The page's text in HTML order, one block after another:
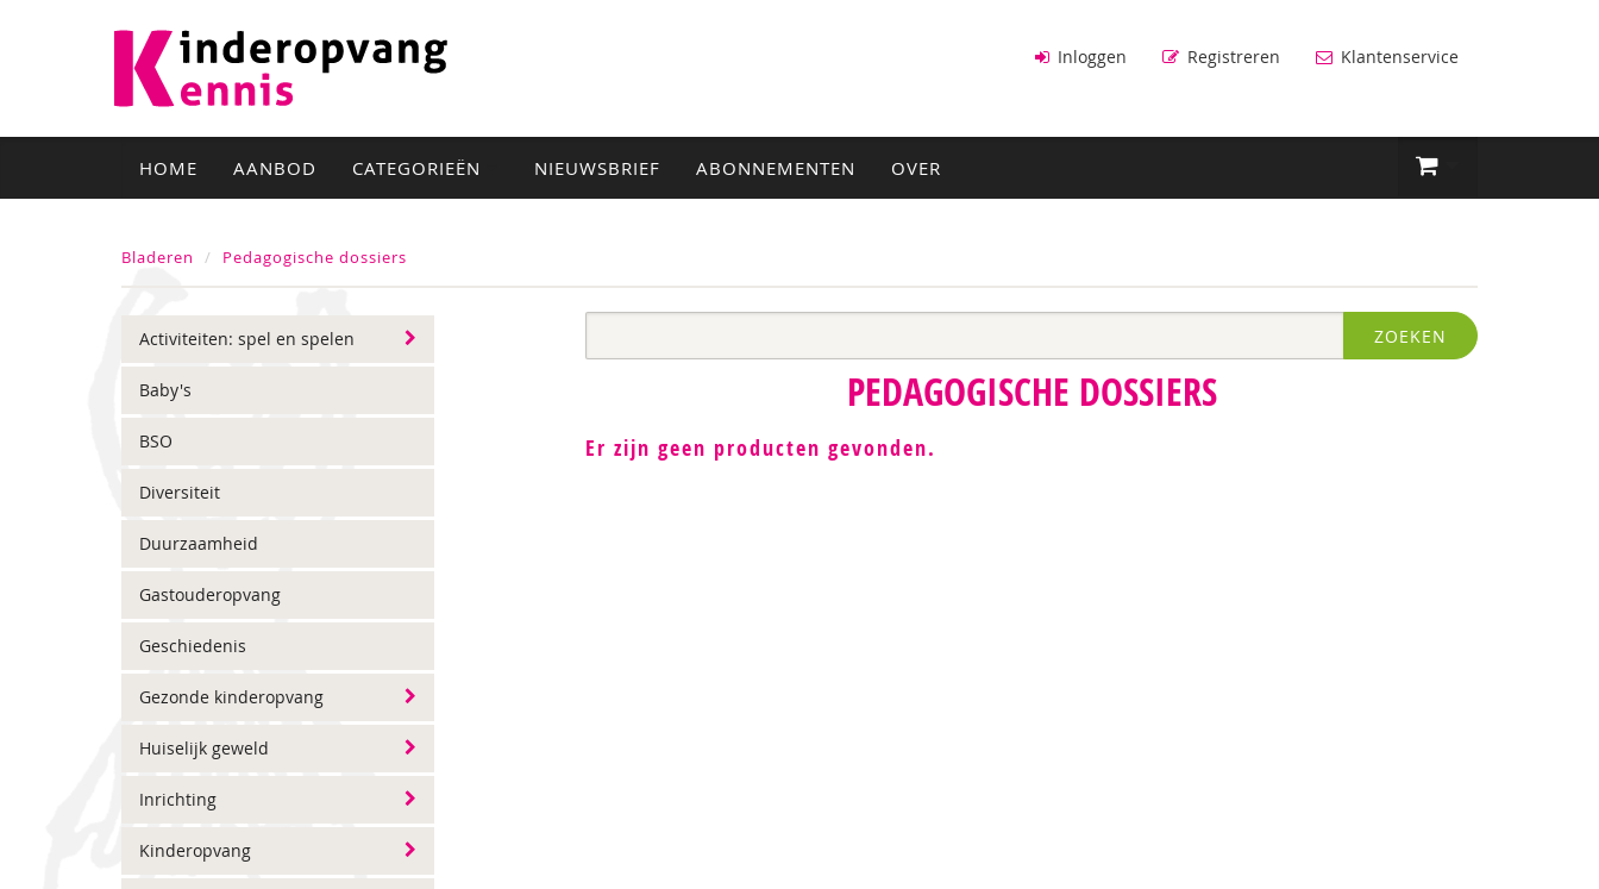
Inloggen Registreren Klantenservice
HOME AANBOD CATEGORIEËN NIEUWSBRIEF ABONNEMENTEN OVER
Bladeren Pedagogische dossiers
Activiteiten: spel en spelen
Baby's
BSO
Diversiteit
Duurzaamheid
Gastouderopvang
Geschiedenis
Gezonde kinderopvang
Huiselijk geweld
Inrichting
Kinderopvang
ZOEKEN
PEDAGOGISCHE DOSSIERS
Er zijn geen producten gevonden.